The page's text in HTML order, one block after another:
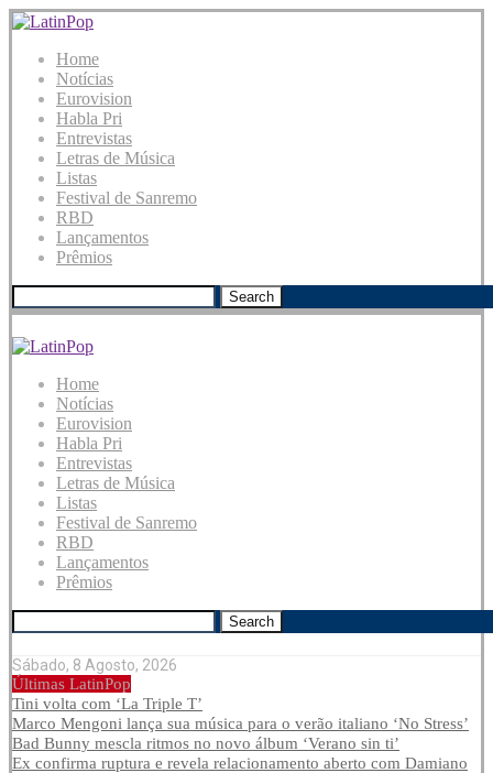
Home
Notícias
Eurovision
Habla Pri
Entrevistas
Letras de Música
Listas
Festival de Sanremo
RBD
Lançamentos
Prêmios
Search
Home
Notícias
Eurovision
Habla Pri
Entrevistas
Letras de Música
Listas
Festival de Sanremo
RBD
Lançamentos
Prêmios
Search
Sábado, 8 Agosto, 2026
Últimas LatinPop
Tini volta com ‘La Triple T’
Marco Mengoni lança sua música para o verão italiano ‘No Stress’
Bad Bunny mescla ritmos no novo álbum ‘Verano sin ti’
Ex confirma ruptura e revela relacionamento aberto com Damiano